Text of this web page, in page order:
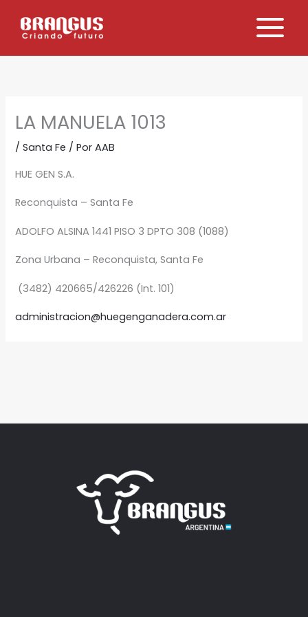
LA MANUELA 1013
/Santa Fe / PorAAB
HUE GEN S.A.
Reconquista – Santa Fe
ADOLFO ALSINA 1441 PISO 3 DPTO 308 (1088)
Zona Urbana – Reconquista, Santa Fe
(3482) 420665/426226 (Int. 101)
administracion@huegenganadera.com.ar